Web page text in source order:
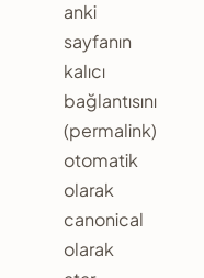
anki
sayfanın
kalıcı
bağlantısını
(permalink)
otomatik
olarak
canonical
olarak